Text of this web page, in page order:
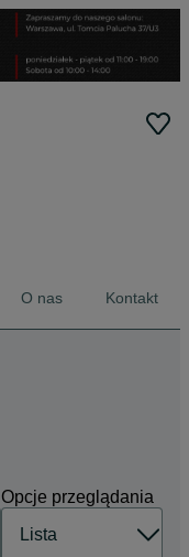
O nas Kontakt
Opcje przeglądania